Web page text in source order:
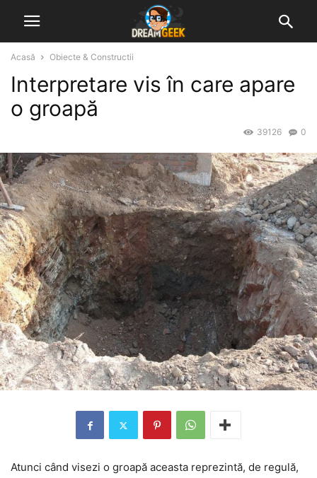
Acasă Obiecte & Constructii
Interpretare vis în care apare
o groapă
0
39126
Atunci când visezi o groapă aceasta reprezintă, de regulă,